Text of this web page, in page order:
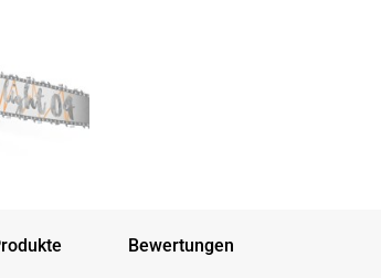
Bewertungen